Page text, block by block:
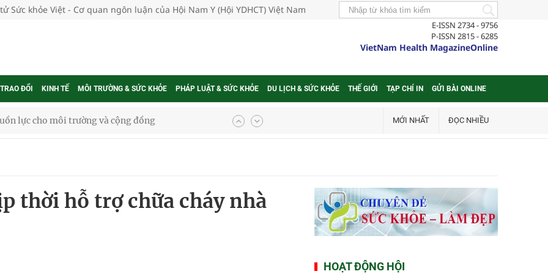
Sức khỏe Việt - Cơ quan ngôn luận của Hội Nam Y (Hội YDHCT) Việt Nam
E-ISSN 2734 - 9756
P-ISSN 2815 - 6285
VietNam Health MagazineOnline
ĐỔI KINH TẾ MÔI TRƯỜNG & SỨC KHỎE PHÁP LUẬT & SỨC KHỎE DU LỊCH & SỨC KHỎE THẾ GIỚI TẠP CHÍ IN GỬI BÀI ONLINE
bảo hiểm y tế nếu không đăng ký khám theo yêu
riêng 2026
vực cấp cứu, điều trị đột quỵ
lại khai thác vào ngày 19/8
MỚI NHẤT ĐỌC NHIỀU
thời hỗ trợ chữa cháy nhà
HOẠT ĐỘNG HỘI